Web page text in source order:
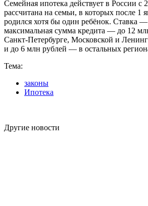
Семейная ипотека действует в России с
рассчитана на семьи, в которых после 1
родился хотя бы один ребёнок. Ставка
максимальная сумма кредита — до 12
Санкт-Петербурге, Московской и
и до 6 млн рублей — в остальных
Тема:
законы
Ипотека
Другие новости